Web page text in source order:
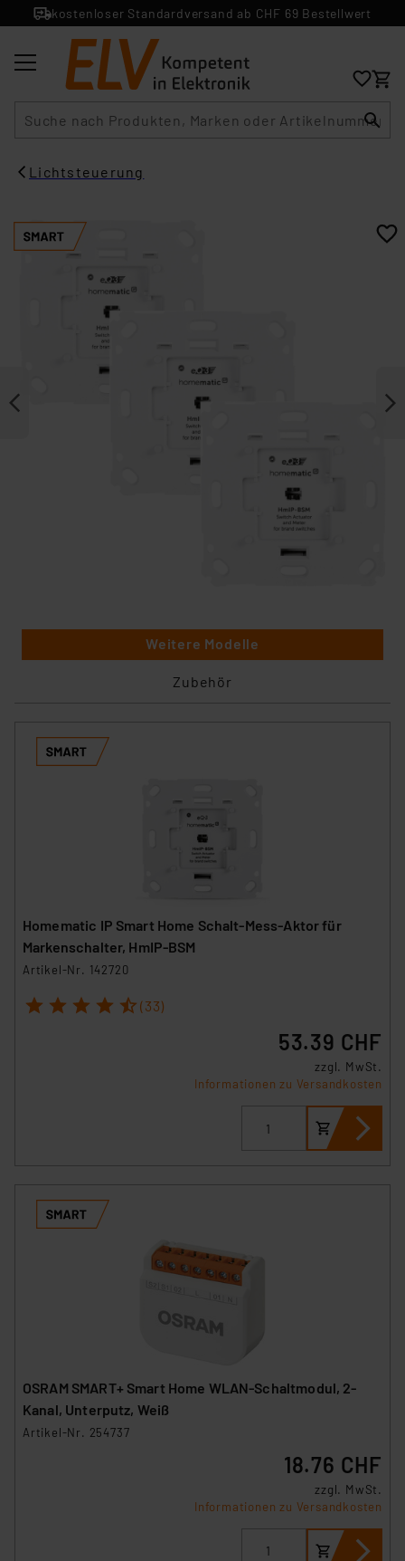
kostenloser Standardversand ab CHF 69 Bestellwert
Lichtsteuerung
Weitere Modelle
Zubehör
Homematic IP Smart Home Schalt-Mess-Aktor für
Markenschalter, HmIP-BSM
Artikel-Nr. 142720
1 2 3 4 5 (33)
53.39 CHF
zzgl. MwSt.
Informationen zu Versandkosten
OSRAM SMART+ Smart Home WLAN-Schaltmodul, 2-
Kanal, Unterputz, Weiß
Artikel-Nr. 254737
18.76 CHF
zzgl. MwSt.
Informationen zu Versandkosten